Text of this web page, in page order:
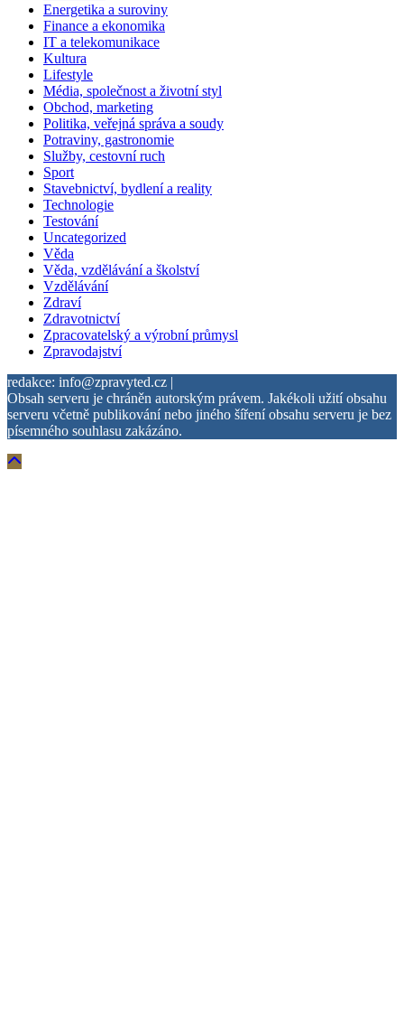
Energetika a suroviny
Finance a ekonomika
IT a telekomunikace
Kultura
Lifestyle
Média, společnost a životní styl
Obchod, marketing
Politika, veřejná správa a soudy
Potraviny, gastronomie
Služby, cestovní ruch
Sport
Stavebnictví, bydlení a reality
Technologie
Testování
Uncategorized
Věda
Věda, vzdělávání a školství
Vzdělávání
Zdraví
Zdravotnictví
Zpracovatelský a výrobní průmysl
Zpravodajství
redakce: info@zpravyted.cz |
Obsah serveru je chráněn autorským právem. Jakékoli užití obsahu
serveru včetně publikování nebo jiného šíření obsahu serveru je bez
písemného souhlasu zakázáno.